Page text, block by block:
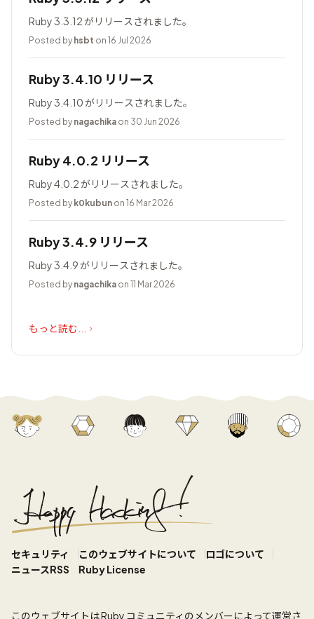
Ruby 3.3.12 がリリースされました。
Posted by hsbt on 16 Jul 2026
Ruby 3.4.10 リリース
Ruby 3.4.10 がリリースされました。
Posted by nagachika on 30 Jun 2026
Ruby 4.0.2 リリース
Ruby 4.0.2 がリリースされました。
Posted by k0kubun on 16 Mar 2026
Ruby 3.4.9 リリース
Ruby 3.4.9 がリリースされました。
Posted by nagachika on 11 Mar 2026
もっと読む...
セキュリティ このウェブサイトについて
ロゴについて
ニュースRSS
Ruby License
このウェブサイト は Ruby コミュニティのメンバーによって運営さ